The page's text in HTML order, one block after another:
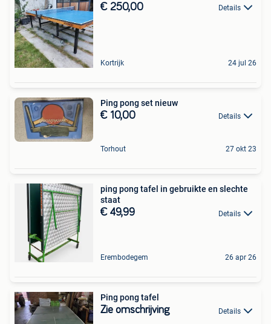
€ 250,00 Details
Kortrijk 24 jul 26
Ping pong set nieuw
€ 10,00 Details
Torhout 27 okt 23
ping pong tafel in gebruikte en slechte
staat
€ 49,99 Details
Erembodegem 26 apr 26
Ping pong tafel
Zie omschrijving Details